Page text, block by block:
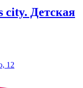
city. ​Детская
12